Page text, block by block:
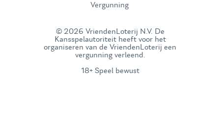
Vergunning
© 2026 VriendenLoterij N.V. De
Kansspelautoriteit heeft voor het
organiseren van de VriendenLoterij een
vergunning verleend.
18+ Speel bewust